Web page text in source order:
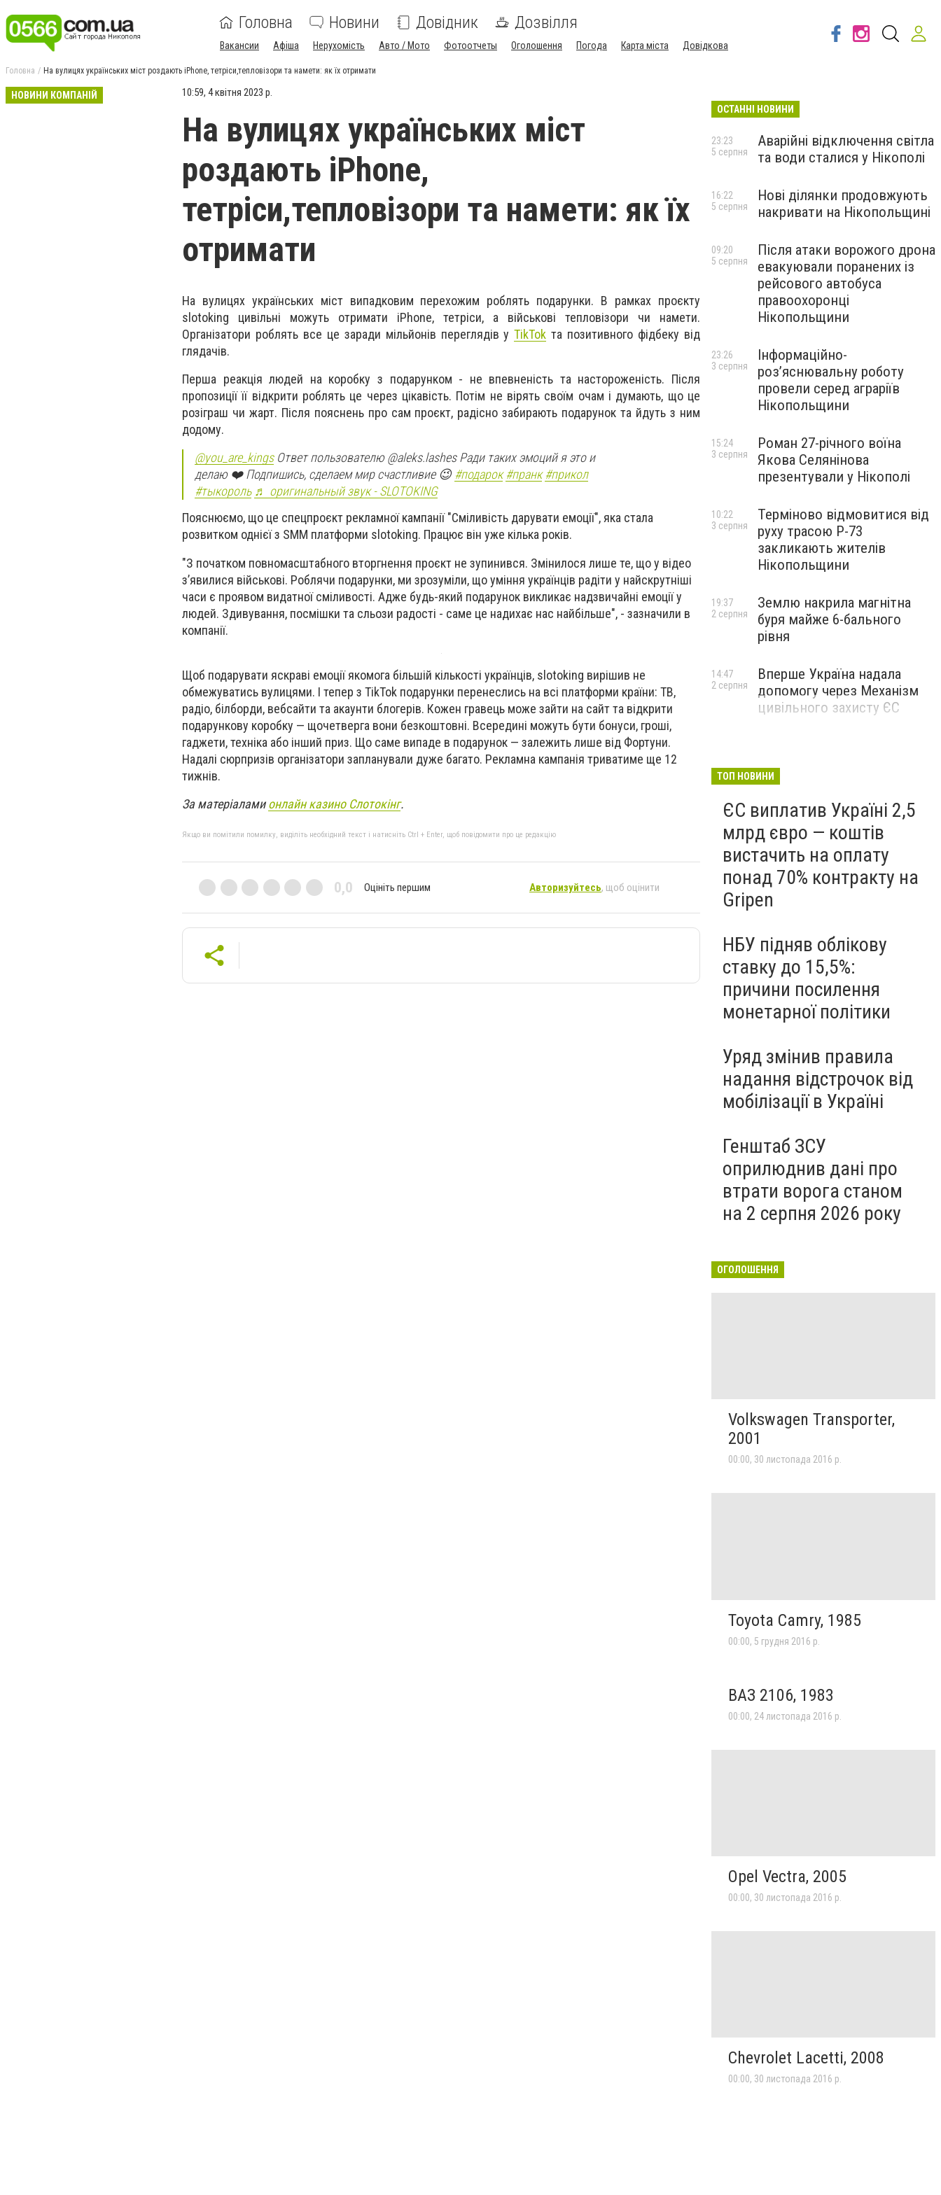
Головна Новини Довідник Дозвілля
Вакансии Афіша Нерухомість Авто / Мото Фотоотчеты Оголошення Погода Карта міста Довідкова
Головна На вулицях українських міст роздають iPhone, тетріси,тепловізори та намети: як їх отримати
НОВИНИ КОМПАНІЙ 10:59, 4 квітня 2023 р.
На вулицях українських міст
роздають iPhone,
тетріси,тепловізори та намети: як їх
отримати
На вулицях українських міст випадковим перехожим роблять подарунки. В рамках проєкту
slotoking цивільні можуть отримати iPhone, тетріси, а військові тепловізори чи намети.
Організатори роблять все це заради мільйонів переглядів уTikTok та позитивного фідбеку від
глядачів.
Перша реакція людей на коробку з подарунком - не впевненість та настороженість. Після
пропозиції її відкрити роблять це через цікавість. Потім не вірять своїм очам і думають, що це
розіграш чи жарт. Після пояснень про сам проєкт, радісно забирають подарунок та йдуть з ним
додому.
@you_are_kingsОтвет пользователю @aleks.lashes Ради таких эмоций я это и
делаю ❤️ Подпишись, сделаем мир счастливие 😉 #подарок #пранк #прикол
#тыкороль ♬ оригинальный звук - SLOTOKING
Пояснюємо, що це спецпроєкт рекламної кампанії "Сміливість дарувати емоції", яка стала
розвитком однієї з SMM платформи slotoking. Працює він уже кілька років.
"З початком повномасштабного вторгнення проєкт не зупинився. Змінилося лише те, що у відео
з’явилися військові. Роблячи подарунки, ми зрозуміли, що уміння українців радіти у найскрутніші
часи є проявом видатної сміливості. Адже будь-який подарунок викликає надзвичайні емоції у
людей. Здивування, посмішки та сльози радості - саме це надихає нас найбільше", - зазначили в
компанії.
Щоб подарувати яскраві емоції якомога більшій кількості українців, slotoking вирішив не
обмежуватись вулицями. І тепер з TikTok подарунки перенеслись на всі платформи країни: ТВ,
радіо, білборди, вебсайти та акаунти блогерів. Кожен гравець може зайти на сайт та відкрити
подарункову коробку — щочетверга вони безкоштовні. Всередині можуть бути бонуси, гроші,
гаджети, техніка або інший приз. Що саме випаде в подарунок — залежить лише від Фортуни.
Надалі сюрпризів організатори запланували дуже багато. Рекламна кампанія триватиме ще 12
тижнів.
За матеріаламионлайн казино Слотокінг.
Якщо ви помітили помилку, виділіть необхідний текст і натисніть Ctrl + Enter, щоб повідомити про це редакцію
0,0 Оцініть першим Авторизуйтесь, щоб оцінити
ОСТАННІ НОВИНИ
Аварійні відключення світла
та води сталися у Нікополі
23:23
5 серпня
Нові ділянки продовжують
накривати на Нікопольщині
16:22
5 серпня
Після атаки ворожого дрона
евакуювали поранених із
рейсового автобуса
правоохоронці
Нікопольщини
09:20
5 серпня
Інформаційно-
роз’яснювальну роботу
провели серед аграріїв
Нікопольщини
23:26
3 серпня
Роман 27-річного воїна
Якова Селянінова
презентували у Нікополі
15:24
3 серпня
Терміново відмовитися від
руху трасою Р-73
закликають жителів
Нікопольщини
10:22
3 серпня
Землю накрила магнітна
буря майже 6-бального
рівня
19:37
2 серпня
Вперше Україна надала
допомогу через Механізм
цивільного захисту ЄС
14:47
2 серпня
ТОП НОВИНИ
ЄС виплатив Україні 2,5
млрд євро — коштів
вистачить на оплату
понад 70% контракту на
Gripen
НБУ підняв облікову
ставку до 15,5%:
причини посилення
монетарної політики
Уряд змінив правила
надання відстрочок від
мобілізації в Україні
Генштаб ЗСУ
оприлюднив дані про
втрати ворога станом
на 2 серпня 2026 року
ОГОЛОШЕННЯ
Volkswagen Transporter,
2001
00:00, 30 листопада 2016 р.
Toyota Camry, 1985
00:00, 5 грудня 2016 р.
ВАЗ 2106, 1983
00:00, 24 листопада 2016 р.
Opel Vectra, 2005
00:00, 30 листопада 2016 р.
Chevrolet Lacetti, 2008
00:00, 30 листопада 2016 р.